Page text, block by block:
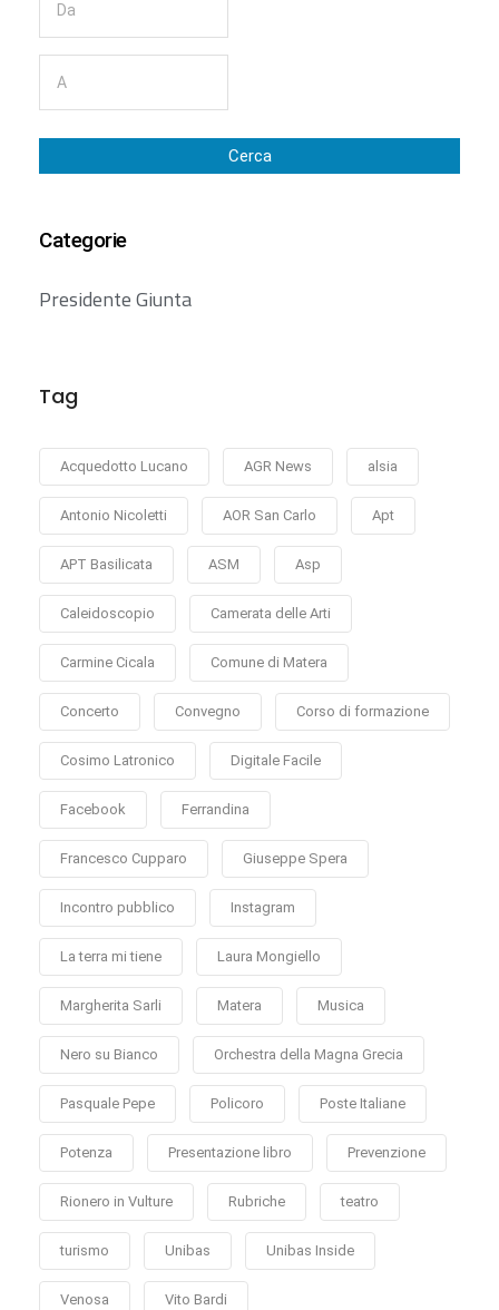
Cerca
Categorie
Presidente Giunta
Tag
Acquedotto Lucano AGR News alsia
Antonio Nicoletti AOR San Carlo Apt
APT Basilicata ASM Asp
Caleidoscopio Camerata delle Arti
Carmine Cicala Comune di Matera
Concerto Convegno Corso di formazione
Cosimo Latronico Digitale Facile
Facebook Ferrandina
Francesco Cupparo Giuseppe Spera
Incontro pubblico Instagram
La terra mi tiene Laura Mongiello
Margherita Sarli Matera Musica
Nero su Bianco Orchestra della Magna Grecia
Pasquale Pepe Policoro Poste Italiane
Potenza Presentazione libro Prevenzione
Rionero in Vulture Rubriche teatro
turismo Unibas Unibas Inside
Venosa Vito Bardi